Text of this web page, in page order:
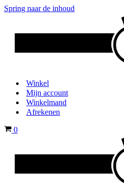
Spring naar de inhoud
Winkel
Mijn account
Winkelmand
Afrekenen
Winkelwagen
0